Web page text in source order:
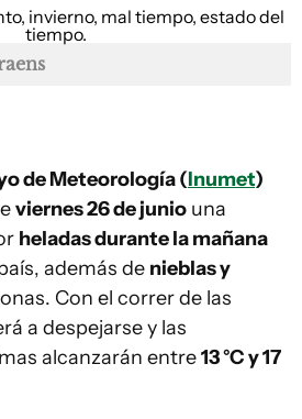
de Meteorología (Inumet)
viernes 26 de junio una
heladas durante la mañana
además de nieblas y
Con el correr de las
a despejarse y las
alcanzarán entre13 °C y 17